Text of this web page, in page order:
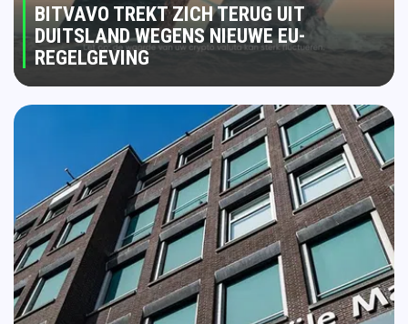
BITVAVO TREKT ZICH TERUG UIT
DUITSLAND WEGENS NIEUWE EU-
REGELGEVING